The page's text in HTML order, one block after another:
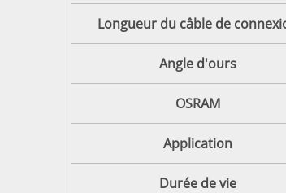
Longueur du câble de
Angle d'ours
OSRAM
Application
Durée de vie